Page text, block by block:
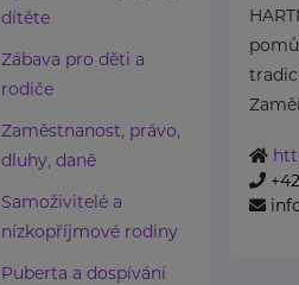
dítěte
Zábava pro děti a
rodiče
Zaměstnanost, právo,
dluhy, daně
Samoživitelé a
nízkopříjmové rodiny
Puberta a dospívání